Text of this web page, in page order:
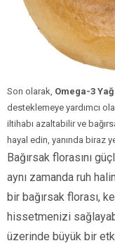
Son olarak, Omega-3
desteklemeye yardımcı
iltihabı azaltabilir ve
hayal edin, yanında biraz
Bağırsak florasını
aynı zamanda ruh
bir bağırsak florası,
hissetmenizi
üzerinde büyük bir